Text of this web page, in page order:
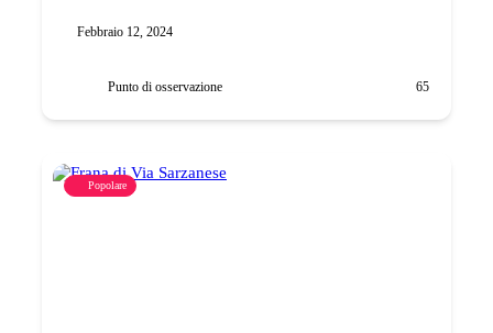
Febbraio 12, 2024
Punto di osservazione 65
Popolare